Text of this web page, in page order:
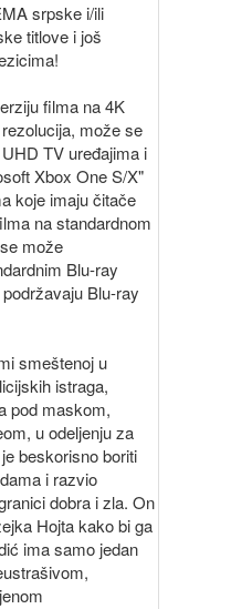
srpske i/ili
titlove i još
filma na 4K
može se
TV uređajima i
Xbox One S/X"
koje imaju čitače
na standardnom
može
Blu-ray
Blu-ray
smeštenoj u
istraga,
pod maskom,
u odeljenju za
beskorisno boriti
i razvio
dobra i zla. On
Hojta kako bi ga
ima samo jedan